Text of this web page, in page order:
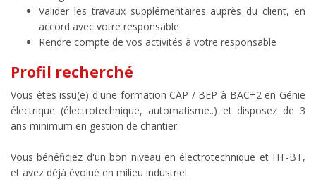
Valider les travaux supplémentaires auprès du client, en
accord avec votre responsable
Rendre compte de vos activités à votre responsable
Profil recherché
Vous êtes issu(e) d'une formation CAP / BEP à BAC+2 en Génie
électrique (électrotechnique, automatisme..) et disposez de 3
ans minimum en gestion de chantier.
Vous bénéficiez d'un bon niveau en électrotechnique et HT-BT,
et avez déjà évolué en milieu industriel.